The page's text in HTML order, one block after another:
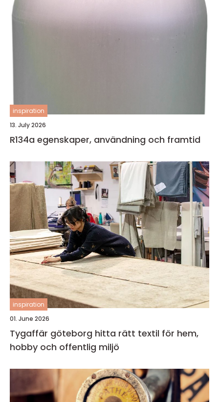
inspiration
13. July 2026
R134a egenskaper, användning och framtid
inspiration
01. June 2026
Tygaffär göteborg hitta rätt textil för hem,
hobby och offentlig miljö